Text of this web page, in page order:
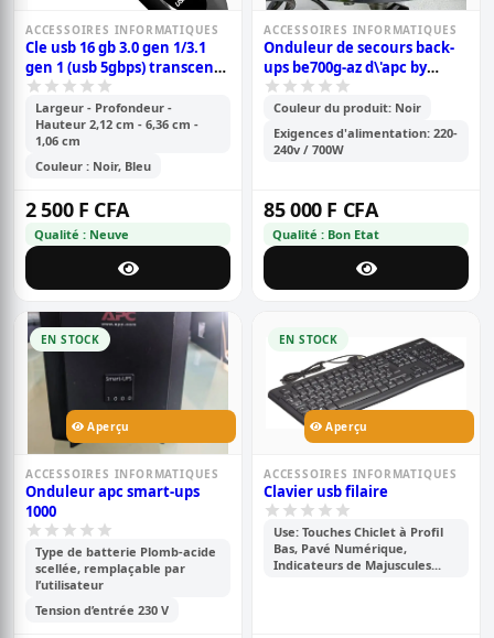
ACCESSOIRES INFORMATIQUES
Cle usb 16 gb 3.0 gen 1/3.1
gen 1 (usb 5gbps) transcend
jetflash 790 - 16 go noir bleu
Largeur - Profondeur -
Hauteur 2,12 cm - 6,36 cm -
1,06 cm
Couleur : Noir, Bleu
2 500 F CFA
Qualité : Neuve
ACCESSOIRES INFORMATIQUES
Onduleur de secours back-
ups be700g-az d\'apc by
schneider electric - 700
va/405 w
Couleur du produit: Noir
Exigences d'alimentation: 220-
240v / 700W
85 000 F CFA
Qualité : Bon Etat
EN STOCK
Aperçu
ACCESSOIRES INFORMATIQUES
Onduleur apc smart-ups
1000
Type de batterie Plomb-acide
scellée, remplaçable par
l’utilisateur
Tension d’entrée 230 V
EN STOCK
Aperçu
ACCESSOIRES INFORMATIQUES
Clavier usb filaire
Use: Touches Chiclet à Profil
Bas, Pavé Numérique,
Indicateurs de Majuscules...